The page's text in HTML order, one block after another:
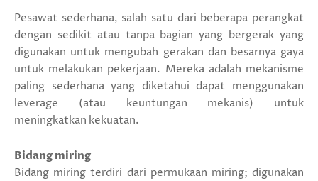
Pesawat sederhana, salah satu dari beberapa perangkat
dengan sedikit atau tanpa bagian yang bergerak yang
digunakan untuk mengubah gerakan dan besarnya gaya
untuk melakukan pekerjaan. Mereka adalah mekanisme
paling sederhana yang diketahui dapat menggunakan
leverage (atau keuntungan mekanis) untuk
meningkatkan kekuatan.
Bidang miring
Bidang miring terdiri dari permukaan miring; digunakan